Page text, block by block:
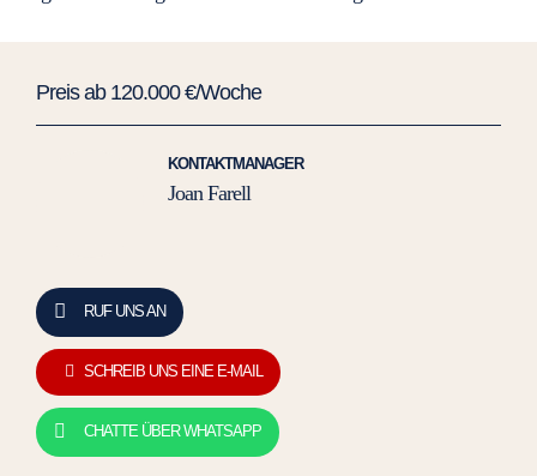
Preis ab 120.000 €/Woche
KONTAKTMANAGER
Joan Farell
RUF UNS AN
SCHREIB UNS EINE E-MAIL
CHATTE ÜBER WHATSAPP